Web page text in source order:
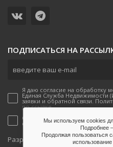
ПОДПИСАТЬСЯ НА
Я даю согласие на обработку
Единая Служба Недвижимости
заявки и обратной связи.
по ссылке.
Согласен(-а) на получение
email от ООО Единая Служба
Разработаноonpeak
Мы используем cookies
Продолжая пользоваться